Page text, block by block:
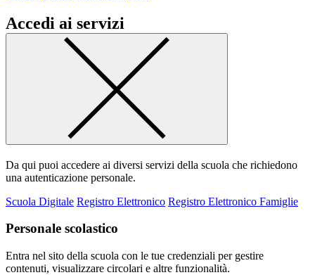
Accedi ai servizi
Da qui puoi accedere ai diversi servizi della scuola che richiedono
una autenticazione personale.
Scuola Digitale Registro Elettronico Registro Elettronico Famiglie
Personale scolastico
Entra nel sito della scuola con le tue credenziali per gestire
contenuti, visualizzare circolari e altre funzionalità.